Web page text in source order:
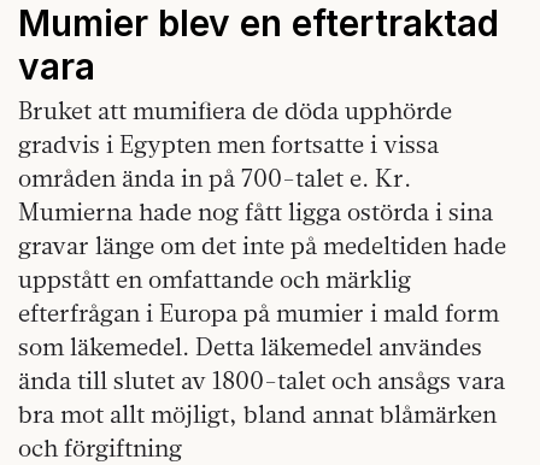
Mumier blev en eftertraktad
vara
Bruket att mumifiera de döda upphörde
gradvis i Egypten men fortsatte i vissa
områden ända in på 700-talet e. Kr.
Mumierna hade nog fått ligga ostörda i sina
gravar länge om det inte på medeltiden hade
uppstått en omfattande och märklig
efterfrågan i Europa på mumier i mald form
som läkemedel. Detta läkemedel användes
ända till slutet av 1800-talet och ansågs vara
bra mot allt möjligt, bland annat blåmärken
och förgiftning